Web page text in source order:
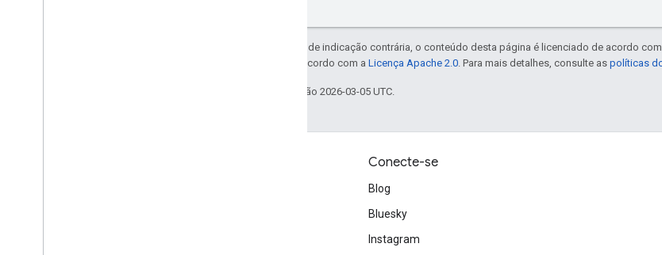
Exceto em caso de indicação contrária, o conteúdo desta página é licenciado de acordo
licenciadas de acordo com a Licença Apache 2.0 . Para mais detalhes, consulte as políticas
Última atualização 2026-03-05 UTC.
Conecte-se
Blog
Bluesky
Instagram